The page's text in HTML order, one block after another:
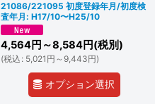
21086/221095 初度登録年月/初度検
査年月: H17/10〜H25/10
4,564円 ～8,584円(税別)
(税込 : 5,021 円 ～9,443円)
オプション選択